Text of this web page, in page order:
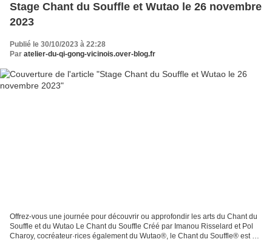
Stage Chant du Souffle et Wutao le 26 novembre
2023
Publié le 30/10/2023 à 22:28
Par atelier-du-qi-gong-vicinois.over-blog.fr
Offrez-vous une journée pour découvrir ou approfondir les arts du Chant du
Souffle et du Wutao Le Chant du Souffle Créé par Imanou Risselard et Pol
Charoy, cocréateur·rices également du Wutao®, le Chant du Souffle® est un